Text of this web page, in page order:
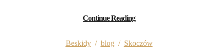
Continue Reading
Beskidy/ blog / Skoczów